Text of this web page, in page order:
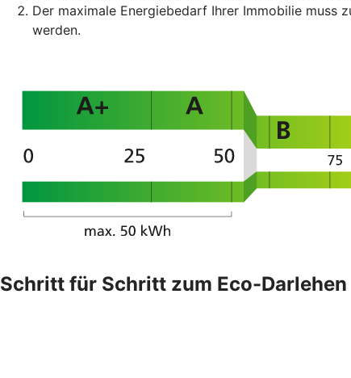
Der maximale Energiebedarf Ihrer Immobilie muss
werden.
Schritt für Schritt zum Eco-Darlehen